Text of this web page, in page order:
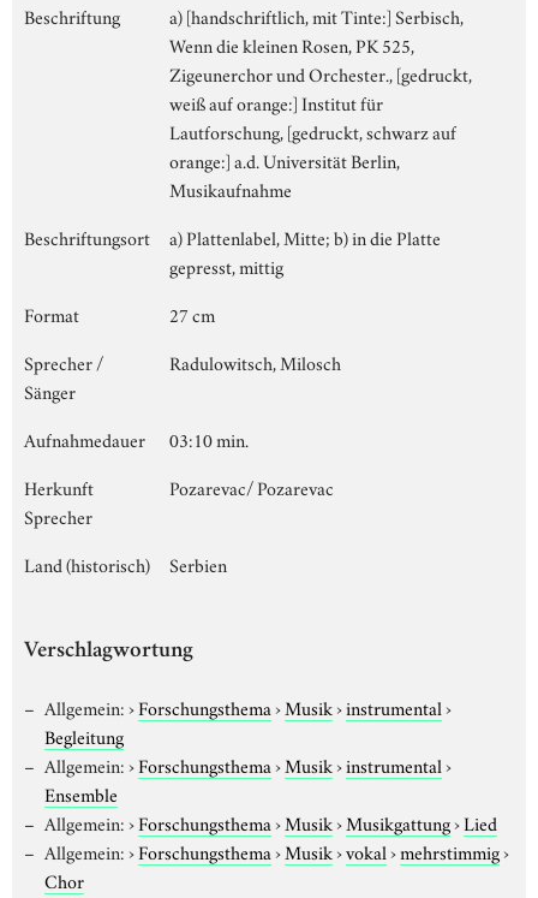
Beschriftung
a) [handschriftlich, mit Tinte:] Serbisch,
Wenn die kleinen Rosen, PK 525,
Zigeunerchor und Orchester., [gedruckt,
weiß auf orange:] Institut für
Lautforschung, [gedruckt, schwarz auf
orange:] a.d. Universität Berlin,
Musikaufnahme
Beschriftungsort
a) Plattenlabel, Mitte; b) in die Platte
gepresst, mittig
Format
27 cm
Sprecher /
Sänger
Radulowitsch, Milosch
Aufnahmedauer
03:10 min.
Herkunft
Sprecher
Pozarevac/ Pozarevac
Land (historisch) Serbien
Verschlagwortung
Allgemein:›Forschungsthema›Musik›instrumental›
Begleitung
Allgemein:›Forschungsthema›Musik›instrumental›
Ensemble
Allgemein:›Forschungsthema›Musik›Musikgattung›Lied
Allgemein:›Forschungsthema›Musik›vokal›mehrstimmig›
Chor